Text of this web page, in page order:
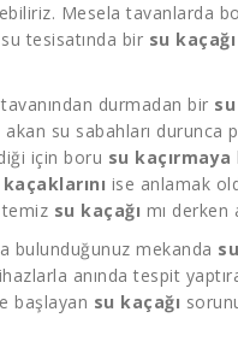
Mesela tavanlarda
tesisatında bir su kaçağı
durmadan bir su
su sabahları durunca
için boru su kaçırmaya
ise anlamak
temiz su kaçağı mı derken
bulunduğunuz mekanda
anında tespit
başlayan su kaçağı